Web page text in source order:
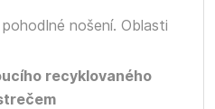
recyklovaného
nošení. Oblasti